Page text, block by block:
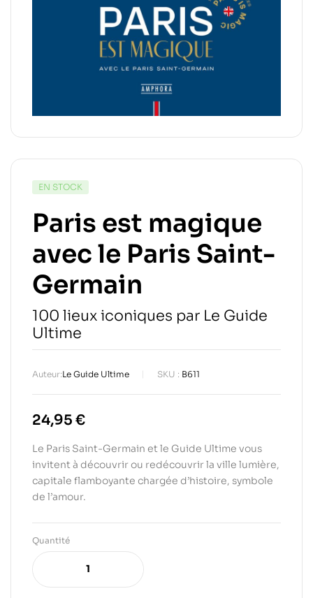
EN STOCK
Paris est magique
avec le Paris Saint-
Germain
100 lieux iconiques par Le Guide
Ultime
Auteur:Le Guide Ultime SKU : B611
24,95 €
Le Paris Saint-Germain et le Guide Ultime vous
invitent à découvrir ou redécouvrir la ville lumière,
capitale flamboyante chargée d’histoire, symbole
de l’amour.
Quantité